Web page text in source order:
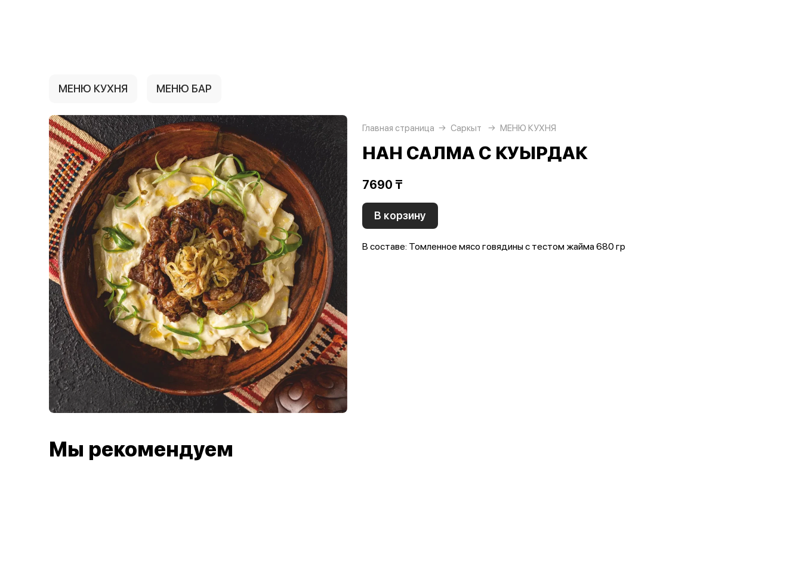
МЕНЮ КУХНЯ МЕНЮ БАР
Главная страница Саркыт МЕНЮ КУХНЯ
НАН САЛМА С КУЫРДАК
7690 ₸
В корзину
В составе: Томленное мясо говядины с тестом жайма 680 гр
Мы рекомендуем